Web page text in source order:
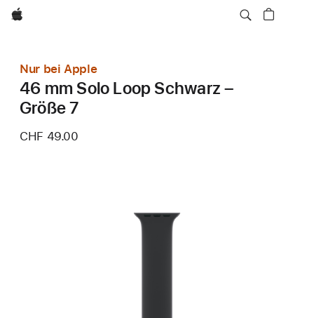
Apple
Nur bei Apple
46 mm Solo Loop Schwarz –
Größe 7
CHF 49.00